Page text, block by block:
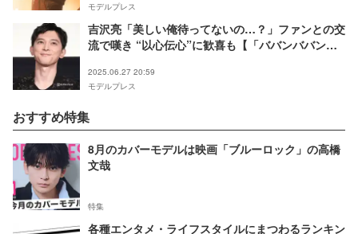
モデルプレス
吉沢亮「美しい俺待ってないの…？」ファンとの交
流で嘆き “以心伝心”に歓喜も【「ババンババンバ
2025.06.27 20:59
モデルプレス
おすすめ特集
8月のカバーモデルは映画「ブルーロック」の高橋
文哉
特集
各種エンタメ・ライフスタイルにまつわるランキン